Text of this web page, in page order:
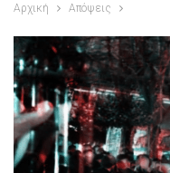
Αρχική Απόψεις